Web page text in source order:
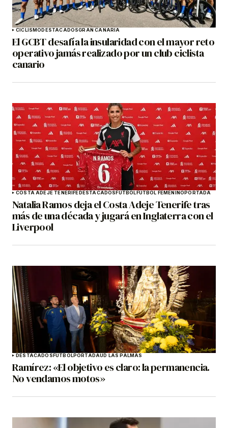
CICLISMODESTACADOSGRAN CANARIA
El GCBT desafía la insularidad con el mayor reto
operativo jamás realizado por un club ciclista
canario
COSTA ADEJE TENERIFEDESTACADOSFÚTBOLFÚTBOL FEMENINOPORTADA
Natalia Ramos deja el Costa Adeje Tenerife tras
más de una década y jugará en Inglaterra con el
Liverpool
DESTACADOSFÚTBOLPORTADAUD LAS PALMAS
Ramírez: «El objetivo es claro: la permanencia.
No vendamos motos»